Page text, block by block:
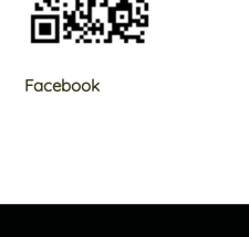
Facebook